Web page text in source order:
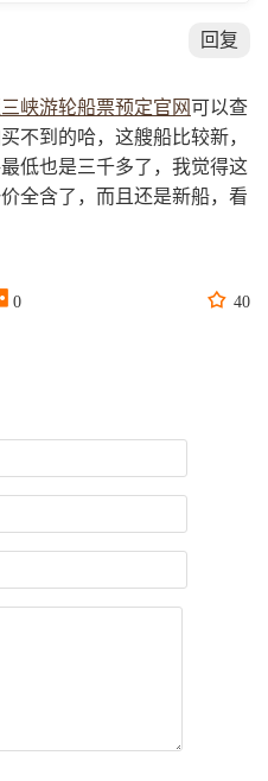
回复
峡游轮船票预定官网 可以查
不到的哈，这艘船比较新，
低也是三千多了，我觉得这
全含了，而且还是新船，看
0  40